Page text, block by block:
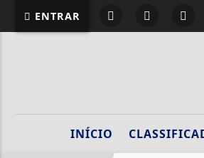
ENTRAR
INÍCIO